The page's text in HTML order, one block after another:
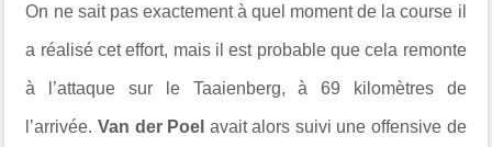
On ne sait pas exactement à quel moment de la course il
a réalisé cet effort, mais il est probable que cela remonte
à l’attaque sur le Taaienberg, à 69 kilomètres de
l’arrivée.Van der Poel avait alors suivi une offensive de